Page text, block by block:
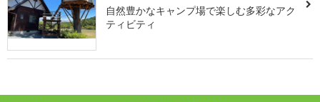
自然豊かなキャンプ場で楽しむ多彩なアク
ティビティ